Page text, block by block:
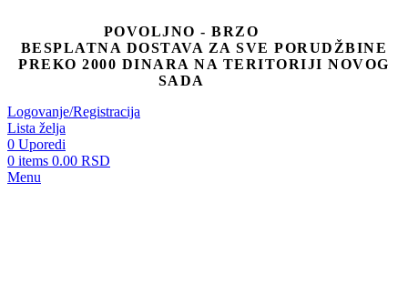
POVOLJNO - BRZO
BESPLATNA DOSTAVA ZA SVE PORUDŽBINE
PREKO 2000 DINARA NA TERITORIJI NOVOG
SADA
Logovanje/Registracija
Lista želja
0 Uporedi
0 items 0.00 RSD
Menu